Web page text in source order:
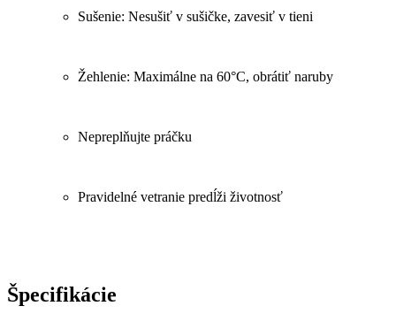
Sušenie: Nesušiť v sušičke, zavesiť v tieni
Žehlenie: Maximálne na 60°C, obrátiť naruby
Nepreplňujte práčku
Pravidelné vetranie predĺži životnosť
Špecifikácie